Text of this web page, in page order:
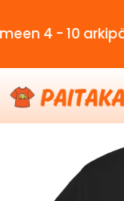
- 10 arkipäivää